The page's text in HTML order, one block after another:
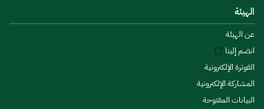
الهيئة
عن الهيئة
انضم إلينا
الفوترة الإلكترونية
المشاركة الإلكترونية
البيانات المفتوحة